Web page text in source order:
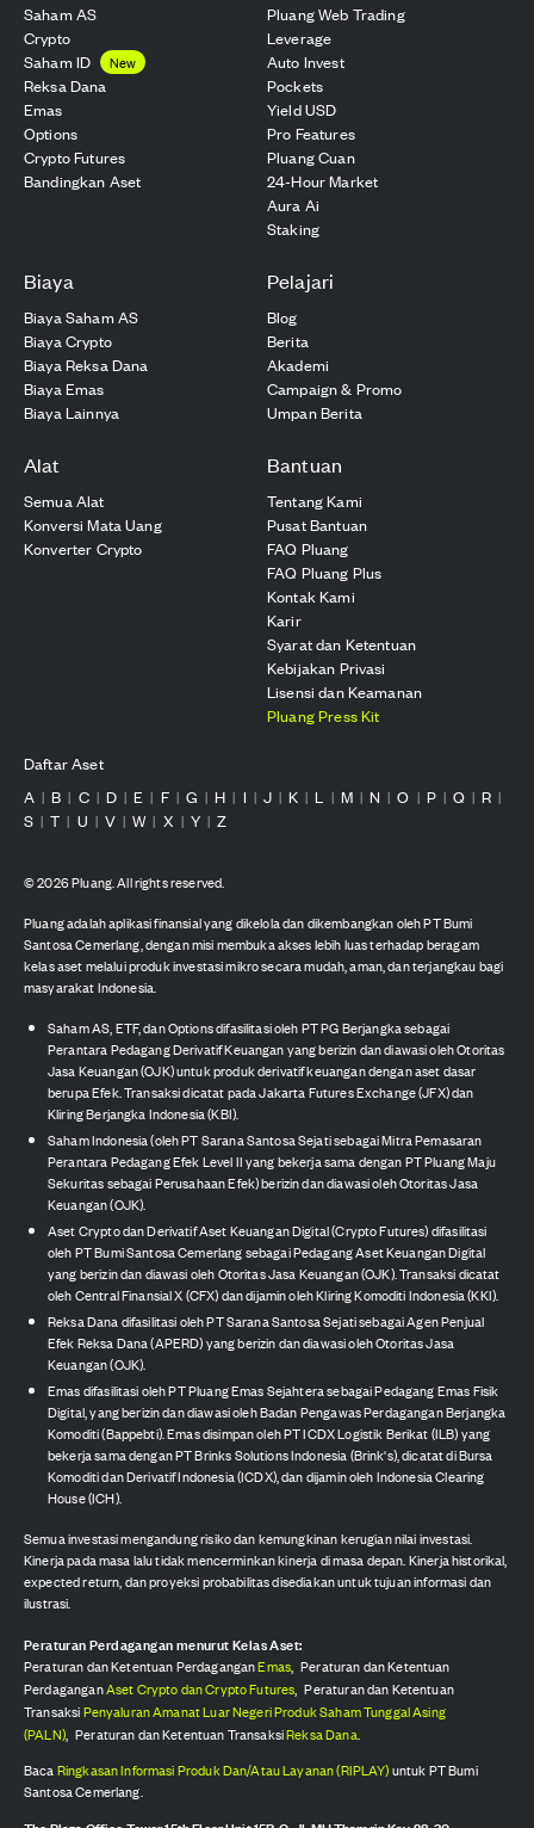
Saham AS
Crypto
Saham ID
New
Reksa Dana
Emas
Options
Crypto Futures
Bandingkan Aset
Pluang Web Trading
Leverage
Auto Invest
Pockets
Yield USD
Pro Features
Pluang Cuan
24-Hour Market
Aura Ai
Staking
Biaya
Biaya Saham AS
Biaya Crypto
Biaya Reksa Dana
Biaya Emas
Biaya Lainnya
Pelajari
Blog
Berita
Akademi
Campaign & Promo
Umpan Berita
Alat
Semua Alat
Konversi Mata Uang
Konverter Crypto
Bantuan
Tentang Kami
Pusat Bantuan
FAQ Pluang
FAQ Pluang Plus
Kontak Kami
Karir
Syarat dan Ketentuan
Kebijakan Privasi
Lisensi dan Keamanan
Pluang Press Kit
Daftar Aset
A | B | C | D | E | F | G | H | I | J | K | L | M | N | O | P | Q | R |
S | T | U | V | W | X | Y | Z
©2026Pluang. All rights reserved.
Pluang adalah aplikasi finansial yang dikelola dan dikembangkan oleh PT Bumi
Santosa Cemerlang, dengan misi membuka akses lebih luas terhadap beragam
kelas aset melalui produk investasi mikro secara mudah, aman, dan terjangkau bagi
masyarakat Indonesia.
Saham AS, ETF, dan Options difasilitasi oleh PT PG Berjangka sebagai
Perantara Pedagang Derivatif Keuangan yang berizin dan diawasi oleh Otoritas
Jasa Keuangan (OJK) untuk produk derivatif keuangan dengan aset dasar
berupa Efek. Transaksi dicatat pada Jakarta Futures Exchange (JFX) dan
Kliring Berjangka Indonesia (KBI).
Saham Indonesia (oleh PT Sarana Santosa Sejati sebagai Mitra Pemasaran
Perantara Pedagang Efek Level II yang bekerja sama dengan PT Pluang Maju
Sekuritas sebagai Perusahaan Efek) berizin dan diawasi oleh Otoritas Jasa
Keuangan (OJK).
Aset Crypto dan Derivatif Aset Keuangan Digital (Crypto Futures) difasilitasi
oleh PT Bumi Santosa Cemerlang sebagai Pedagang Aset Keuangan Digital
yang berizin dan diawasi oleh Otoritas Jasa Keuangan (OJK). Transaksi dicatat
oleh Central Finansial X (CFX) dan dijamin oleh Kliring Komoditi Indonesia (KKI).
Reksa Dana difasilitasi oleh PT Sarana Santosa Sejati sebagai Agen Penjual
Efek Reksa Dana (APERD) yang berizin dan diawasi oleh Otoritas Jasa
Keuangan (OJK).
Emas difasilitasi oleh PT Pluang Emas Sejahtera sebagai Pedagang Emas Fisik
Digital, yang berizin dan diawasi oleh Badan Pengawas Perdagangan Berjangka
Komoditi (Bappebti). Emas disimpan oleh PT ICDX Logistik Berikat (ILB) yang
bekerja sama dengan PT Brinks Solutions Indonesia (Brink's), dicatat di Bursa
Komoditi dan Derivatif Indonesia (ICDX), dan dijamin oleh Indonesia Clearing
House (ICH).
Semua investasi mengandung risiko dan kemungkinan kerugian nilai investasi.
Kinerja pada masa lalu tidak mencerminkan kinerja di masa depan. Kinerja historikal,
expected return, dan proyeksi probabilitas disediakan untuk tujuan informasi dan
ilustrasi.
Peraturan Perdagangan menurut Kelas Aset:
Peraturan dan Ketentuan PerdaganganEmas, Peraturan dan Ketentuan
PerdaganganAset Crypto dan Crypto Futures, Peraturan dan Ketentuan
TransaksiPenyaluran Amanat Luar Negeri Produk Saham Tunggal Asing
(PALN), Peraturan dan Ketentuan TransaksiReksa Dana.
BacaRingkasan Informasi Produk Dan/Atau Layanan (RIPLAY)untuk PT Bumi
Santosa Cemerlang.